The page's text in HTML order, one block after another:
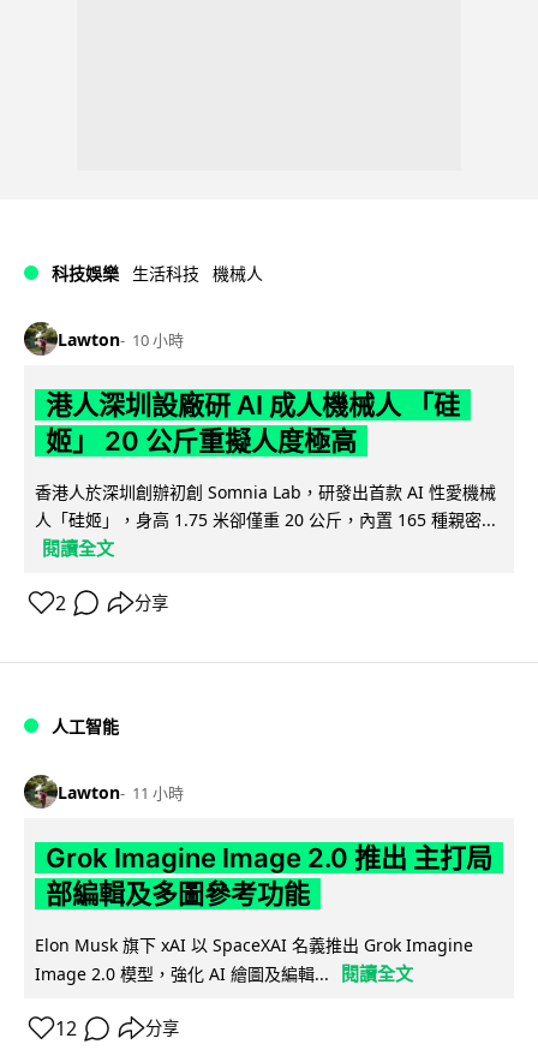
科技娛樂 生活科技 機械人
Lawton 10 小時
港人深圳設廠研 AI 成人機械人 「硅
姬」 20 公斤重擬人度極高
香港人於深圳創辦初創 Somnia Lab，研發出首款 AI 性愛機械
人「硅姬」，身高 1.75 米卻僅重 20 公斤，內置 165 種親密...
閱讀全文
2 分享
人工智能
Lawton 11 小時
Grok Imagine Image 2.0 推出 主打局
部編輯及多圖參考功能
Elon Musk 旗下 xAI 以 SpaceXAI 名義推出 Grok Imagine
Image 2.0 模型，強化 AI 繪圖及編輯...
閱讀全文
12 分享